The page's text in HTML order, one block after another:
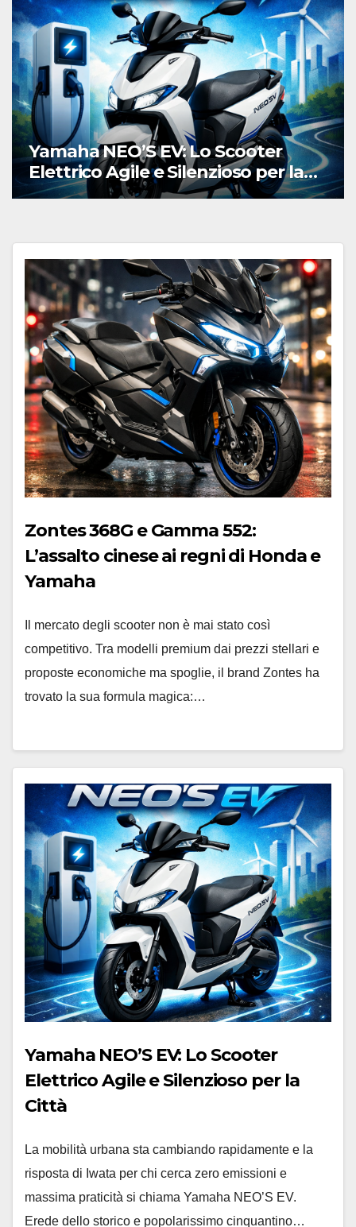
Yamaha NEO’S EV: Lo Scooter
Elettrico Agile e Silenzioso per la
Città
Zontes 368G e Gamma 552:
L’assalto cinese ai regni di Honda e
Yamaha
Il mercato degli scooter non è mai stato così
competitivo. Tra modelli premium dai prezzi stellari e
proposte economiche ma spoglie, il brand Zontes ha
trovato la sua formula magica:…
Yamaha NEO’S EV: Lo Scooter
Elettrico Agile e Silenzioso per la
Città
La mobilità urbana sta cambiando rapidamente e la
risposta di Iwata per chi cerca zero emissioni e
massima praticità si chiama Yamaha NEO’S EV.
Erede dello storico e popolarissimo cinquantino…